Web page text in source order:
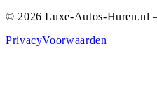
© 2026 Luxe-Autos-Huren.nl
PrivacyVoorwaarden